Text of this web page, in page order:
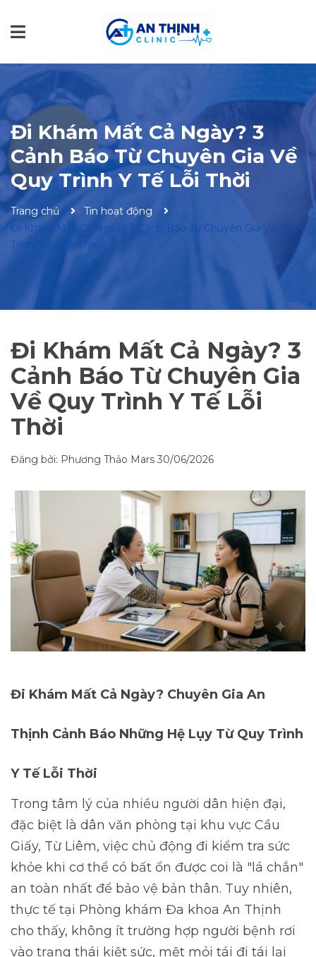
Đi Khám Mất Cả Ngày? 3
Cảnh Báo Từ Chuyên Gia Về
Quy Trình Y Tế Lỗi Thời
Trang chủ
Tin hoạt động
Đi Khám Mất Cả Ngày? 3 Cảnh Báo Từ Chuyên Gia Về Quy
Trình Y Tế Lỗi Thời
Đi Khám Mất Cả Ngày? 3
Cảnh Báo Từ Chuyên Gia
Về Quy Trình Y Tế Lỗi
Thời
Đăng bởi: Phương Thảo Mars 30/06/2026
Đi Khám Mất Cả Ngày? Chuyên Gia An
Thịnh Cảnh Báo Những Hệ Lụy Từ Quy Trình
Y Tế Lỗi Thời
Trong tâm lý của nhiều người dân hiện đại,
đặc biệt là dân văn phòng tại khu vực Cầu
Giấy, Từ Liêm, việc chủ động đi kiểm tra sức
khỏe khi cơ thể có bất ổn được coi là "lá chắn"
an toàn nhất để bảo vệ bản thân. Tuy nhiên,
thực tế tại Phòng khám Đa khoa An Thịnh
cho thấy, không ít trường hợp người bệnh rơi
vào trạng thái kiệt sức, mệt mỏi tái đi tái lại